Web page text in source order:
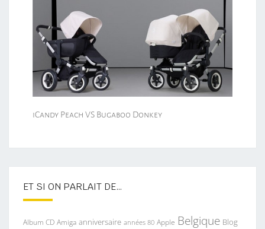
iCandy Peach VS Bugaboo Donkey
ET SI ON PARLAIT DE…
Album CD Amiga anniversaire années 80 Apple Belgique Blog